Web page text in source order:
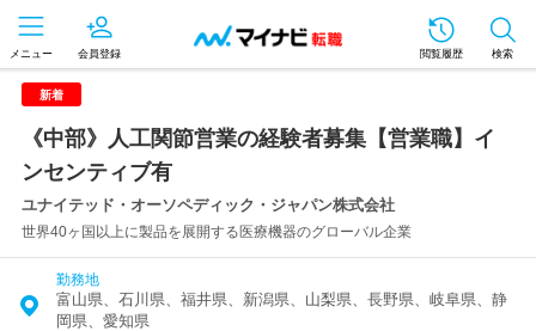
メニュー 会員登録 閲覧履歴 検索
新着
《中部》人工関節営業の経験者募集【営業職】イ
ンセンティブ有
ユナイテッド・オーソペディック・ジャパン株式会社
世界40ヶ国以上に製品を展開する医療機器のグローバル企業
勤務地
富山県、石川県、福井県、新潟県、山梨県、長野県、岐阜県、静
岡県、愛知県